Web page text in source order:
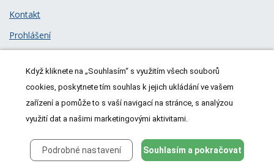
© 2026MeDitorial| ISSN 1805-3408
Kontakt
Prohlášení
Když kliknete na „Souhlasím“ s využitím všech souborů
cookies, poskytnete tím souhlas k jejich ukládání ve vašem
zařízení a pomůže to s vaší navigací na stránce, s analýzou
využití dat a našimi marketingovými aktivitami.
Podrobné nastavení Souhlasím a pokračovat